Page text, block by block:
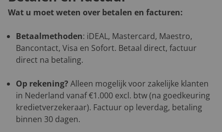
Wat u moet weten over betalen en facturen:
Betaalmethoden: iDEAL, Mastercard, Maestro,
Bancontact, Visa en Sofort. Betaal direct, factuur
direct na betaling.
Op rekening? Alleen mogelijk voor zakelijke klanten
in Nederland vanaf €1.000 excl. btw (na goedkeuring
kredietverzekeraar). Factuur op leverdag, betaling
binnen 30 dagen.